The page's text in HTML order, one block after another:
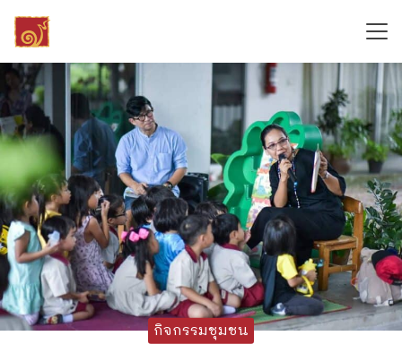
Skip
content
Search
for:
กิจกรรมชุมชน